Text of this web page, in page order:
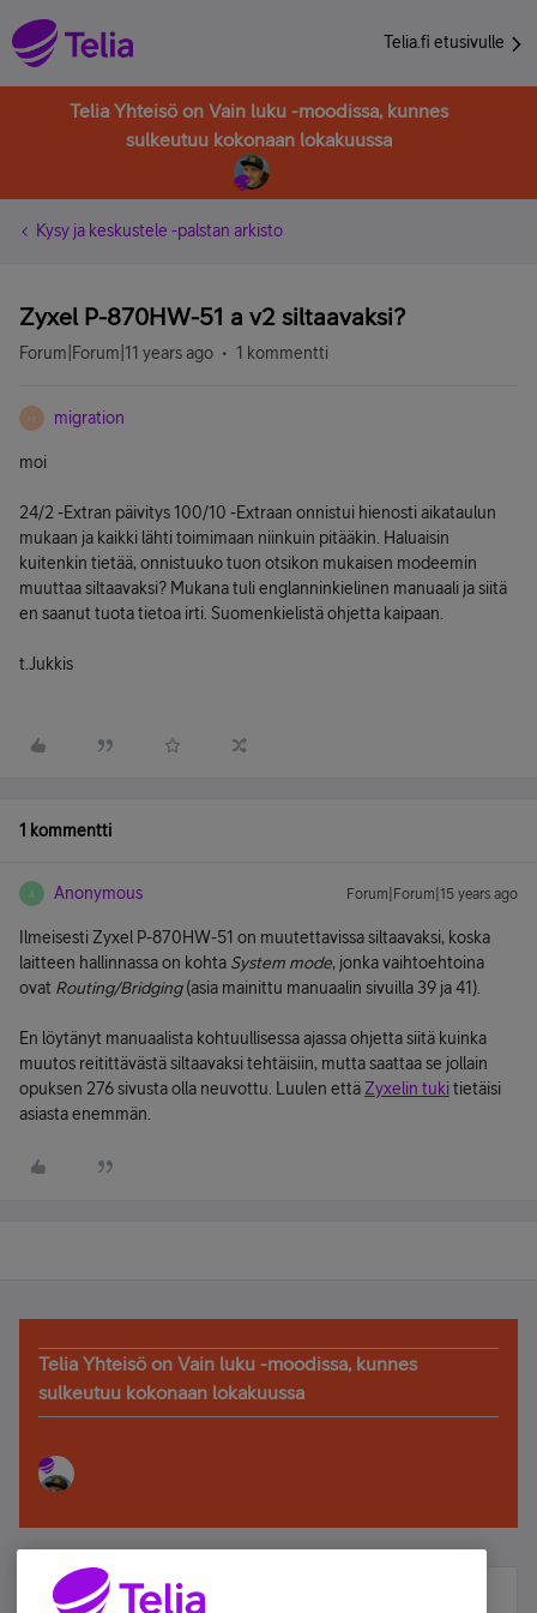
Telia.fi etusivulle
Telia Yhteisö on Vain luku -moodissa, kunnes
sulkeutuu kokonaan lokakuussa
Kysy ja keskustele -palstan arkisto
Zyxel P-870HW-51 a v2 siltaavaksi?
Forum|Forum|11 years ago 1 kommentti
M migration
moi
24/2 -Extran päivitys 100/10 -Extraan onnistui hienosti aikataulun
mukaan ja kaikki lähti toimimaan niinkuin pitääkin. Haluaisin
kuitenkin tietää, onnistuuko tuon otsikon mukaisen modeemin
muuttaa siltaavaksi? Mukana tuli englanninkielinen manuaali ja siitä
en saanut tuota tietoa irti. Suomenkielistä ohjetta kaipaan.
t.Jukkis
1 kommentti
A Anonymous Forum|Forum|15 years ago
Ilmeisesti Zyxel P-870HW-51 on muutettavissa siltaavaksi, koska
laitteen hallinnassa on kohta System mode, jonka vaihtoehtoina
ovat Routing/Bridging(asia mainittu manuaalin sivuilla 39 ja 41).
En löytänyt manuaalista kohtuullisessa ajassa ohjetta siitä kuinka
muutos reitittävästä siltaavaksi tehtäisiin, mutta saattaa se jollain
opuksen 276 sivusta olla neuvottu. Luulen ettäZyxelin tukitietäisi
asiasta enemmän.
Telia Yhteisö on Vain luku -moodissa, kunnes
sulkeutuu kokonaan lokakuussa